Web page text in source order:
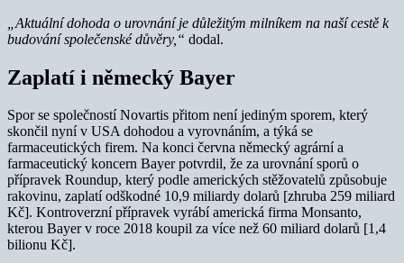
„Aktuální dohoda o urovnání je důležitým milníkem na naší cestě k
budování společenské důvěry,“ dodal.
Zaplatí i německý Bayer
Spor se společností Novartis přitom není jediným sporem, který
skončil nyní v USA dohodou a vyrovnáním, a týká se
farmaceutických firem. Na konci června německý agrární a
farmaceutický koncern Bayer potvrdil, že za urovnání sporů o
přípravek Roundup, který podle amerických stěžovatelů způsobuje
rakovinu, zaplatí odškodné 10,9 miliardy dolarů [zhruba 259 miliard
Kč]. Kontroverzní přípravek vyrábí americká firma Monsanto,
kterou Bayer v roce 2018 koupil za více než 60 miliard dolarů [1,4
bilionu Kč].